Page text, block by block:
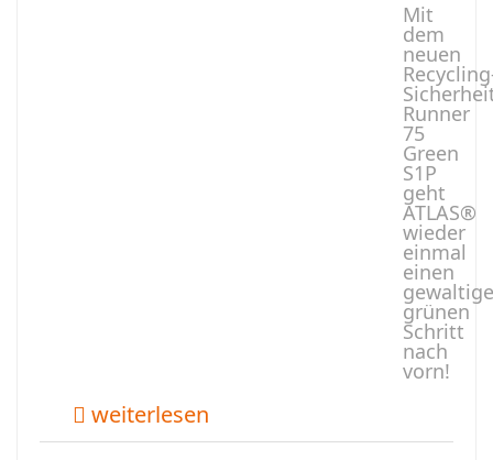
Mit
dem
neuen
Runner
75
Green
S1P
geht
ATLAS®
wieder
einmal
einen
grünen
Schritt
nach
vorn!
weiterlesen